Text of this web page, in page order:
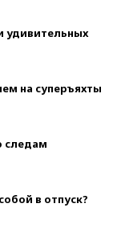
удивительных
на суперъяхты
следам
в отпуск?